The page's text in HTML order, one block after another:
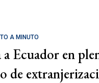
A MINUTO
Ecuador en
de